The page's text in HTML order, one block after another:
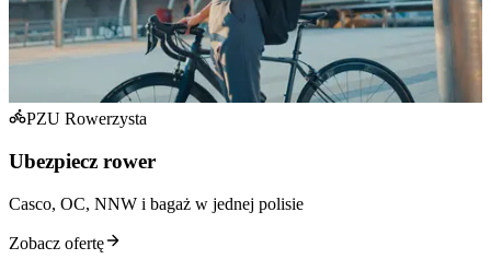
PZU Rowerzysta
Ubezpiecz rower
Casco, OC, NNW i bagaż w jednej polisie
Zobacz ofertę